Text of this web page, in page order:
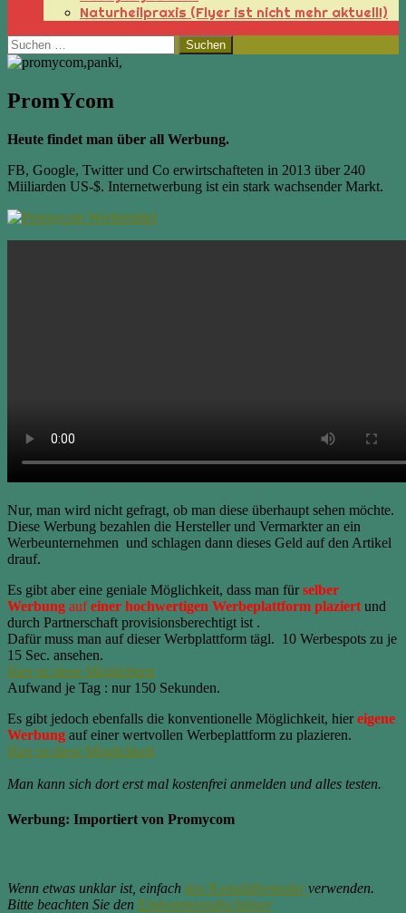
Naturheilpraxis (Flyer ist nicht mehr aktuell!)
Suchen
nach:
PromYcom
Heute findet man über all Werbung.
FB, Google, Twitter und Co erwirtschafteten in 2013 über 240
Miiliarden US-$. Internetwerbung ist ein stark wachsender Markt.
Nur, man wird nicht gefragt, ob man diese überhaupt sehen möchte.
Diese Werbung bezahlen die Hersteller und Vermarkter an ein
Werbeunternehmen und schlagen dann dieses Geld auf den Artikel
drauf.
Es gibt aber eine geniale Möglichkeit, dass man fürselber
Werbung aufeiner hochwertigen Werbeplattform plaziert und
durch Partnerschaft provisionsberechtigt ist .
Dafür muss man auf dieser Werbplattform tägl. 10 Werbespots zu je
15 Sec. ansehen.
Hier ist diese Möglichkeit
Aufwand je Tag : nur 150 Sekunden.
Es gibt jedoch ebenfalls die konventionelle Möglichkeit, hiereigene
Werbung auf einer wertvollen Werbeplattform zu plazieren.
Hier ist diese Möglichkeit
Man kann sich dort erst mal kostenfrei anmelden und alles testen.
Werbung: Importiert von Promycom
Wenn etwas unklar ist, einfach das Kontaktformular verwenden.
Bitte beachten Sie den Einkommensdisclaimer